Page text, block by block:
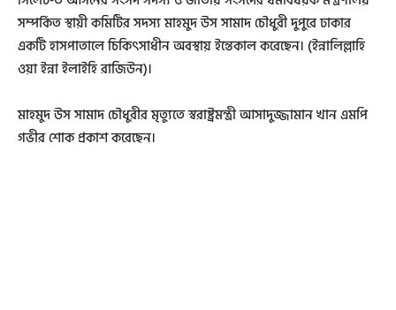
সম্পর্কিত স্থায়ী কমিটির সদস্য মাহমুদ উস সামাদ চৌধুরী দুপুরে ঢাকার
একটি হাসপাতালে চিকিৎসাধীন অবস্থায় ইন্তেকাল করেছেন। (ইন্নালিল্লাহি
ওয়া ইন্না ইলাইহি রাজিউন)।
মাহমুদ উস সামাদ চৌধুরীর মৃত্যুতে স্বরাষ্ট্রমন্ত্রী আসাদুজ্জামান খান এমপি
গভীর শোক প্রকাশ করেছেন।